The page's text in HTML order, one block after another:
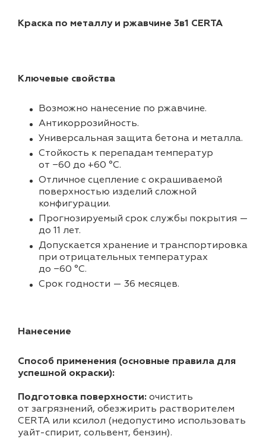
Краска по металлу и ржавчине 3в1 CERTA
Ключевые свойства
Возможно нанесение по ржавчине.
Антикоррозийность.
Универсальная защита бетона и металла.
Стойкость к перепадам температур
от −60 до +60 °С.
Отличное сцепление с окрашиваемой
поверхностью изделий сложной
конфигурации.
Прогнозируемый срок службы покрытия —
до 11 лет.
Допускается хранение и транспортировка
при отрицательных температурах
до −60 °С.
Срок годности — 36 месяцев.
Нанесение
Способ применения (основные правила для
успешной окраски):
Подготовка поверхности: очистить
от загрязнений, обезжирить растворителем
CERTA или ксилол (недопустимо использовать
уайт-спирит, сольвент, бензин).